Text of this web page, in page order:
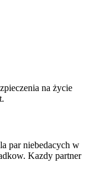
na życie
par niebedacych w
Kazdy partner